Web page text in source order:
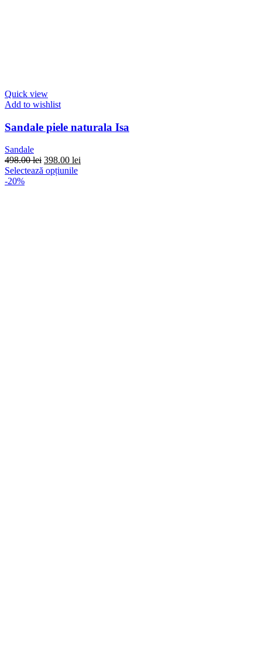
Quick view
Add to wishlist
Sandale piele naturala Isa
Sandale
498.00lei Prețul
inițial
398.00 lei
Selectează opțiunileAcest
-20%